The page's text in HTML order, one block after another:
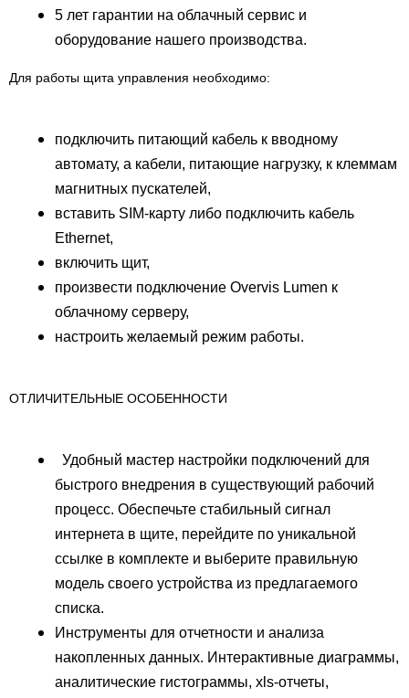
5 лет гарантии на облачный сервис и
оборудование нашего производства.
Для работы щита управления необходимо:
подключить питающий кабель к вводному
автомату, а кабели, питающие нагрузку, к клеммам
магнитных пускателей,
вставить SIM-карту либо подключить кабель
Ethernet,
включить щит,
произвести подключение Overvis Lumen к
облачному серверу,
настроить желаемый режим работы.
ОТЛИЧИТЕЛЬНЫЕ ОСОБЕННОСТИ
Удобный мастер настройки подключений для
быстрого внедрения в существующий рабочий
процесс. Обеспечьте стабильный сигнал
интернета в щите, перейдите по уникальной
ссылке в комплекте и выберите правильную
модель своего устройства из предлагаемого
списка.
Инструменты для отчетности и анализа
накопленных данных. Интерактивные диаграммы,
аналитические гистограммы, xls-отчеты,